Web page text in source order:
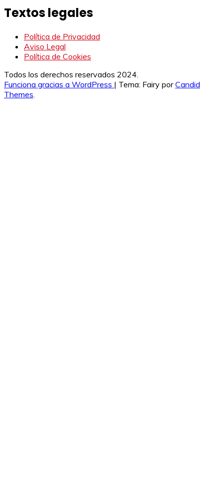
Textos legales
Política de Privacidad
Aviso Legal
Política de Cookies
Todos los derechos reservados 2024.
Funciona gracias a WordPress | Tema: Fairy porCandid
Themes.